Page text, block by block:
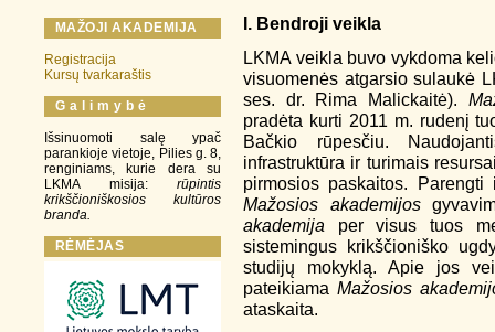
MAŽOJI AKADEMIJA
Registracija
Kursų tvarkaraštis
G a l i m y b ė
Išsinuomoti salę ypač
parankioje vietoje, Pilies g. 8,
renginiams, kurie dera su
LKMA misija: rūpintis
krikščioniškosios kultūros
branda.
RĖMĖJAS
I. Bendroji veikla
LKMA veikla buvo vykdoma
visuomenės atgarsio sulaukė
ses. dr. Rima Malickaitė).
pradėta kurti 2011 m. rudenį
Bačkio rūpesčiu.
infrastruktūra ir turimais
pirmosios paskaitos.
Mažosios akademijos
akademija per visus tuos
sistemingus krikščioniško
studijų mokyklą. Apie jos
pateikiama Mažosios
ataskaita.